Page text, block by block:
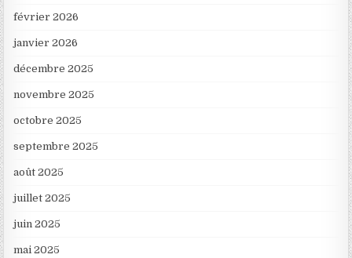
février 2026
janvier 2026
décembre 2025
novembre 2025
octobre 2025
septembre 2025
août 2025
juillet 2025
juin 2025
mai 2025